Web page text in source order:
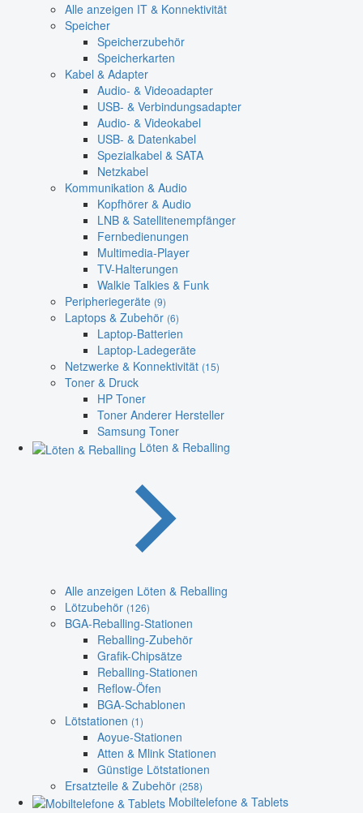
Alle anzeigen IT & Konnektivität
Speicher
Speicherzubehör
Speicherkarten
Kabel & Adapter
Audio- & Videoadapter
USB- & Verbindungsadapter
Audio- & Videokabel
USB- & Datenkabel
Spezialkabel & SATA
Netzkabel
Kommunikation & Audio
Kopfhörer & Audio
LNB & Satellitenempfänger
Fernbedienungen
Multimedia-Player
TV-Halterungen
Walkie Talkies & Funk
Peripheriegeräte (9)
Laptops & Zubehör (6)
Laptop-Batterien
Laptop-Ladegeräte
Netzwerke & Konnektivität (15)
Toner & Druck
HP Toner
Toner Anderer Hersteller
Samsung Toner
Löten & Reballing
Alle anzeigen Löten & Reballing
Lötzubehör (126)
BGA-Reballing-Stationen
Reballing-Zubehör
Grafik-Chipsätze
Reballing-Stationen
Reflow-Öfen
BGA-Schablonen
Lötstationen (1)
Aoyue-Stationen
Atten & Mlink Stationen
Günstige Lötstationen
Ersatzteile & Zubehör (258)
Mobiltelefone & Tablets